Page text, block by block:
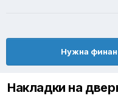
Нужна
Накладки на